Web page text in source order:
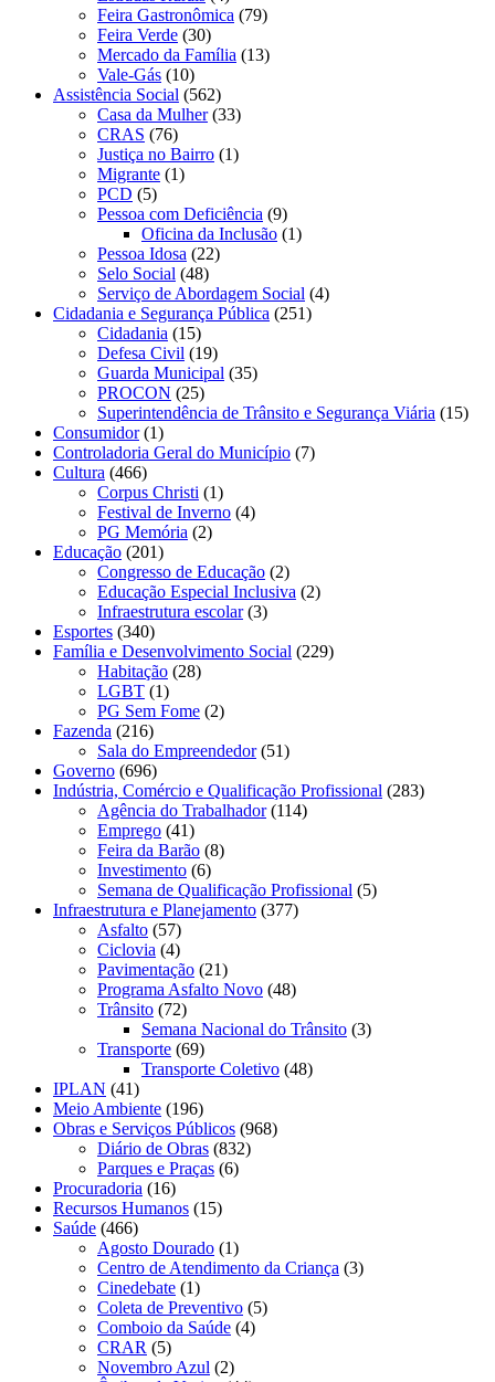
Feira Gastronômica (79)
Feira Verde (30)
Mercado da Família (13)
Vale-Gás (10)
Assistência Social (562)
Casa da Mulher(33)
CRAS (76)
Justiça no Bairro (1)
Migrante (1)
PCD (5)
Pessoa com Deficiência (9)
Oficina da Inclusão (1)
Pessoa Idosa (22)
Selo Social (48)
Serviço de Abordagem Social (4)
Cidadania e Segurança Pública (251)
Cidadania (15)
Defesa Civil (19)
Guarda Municipal (35)
PROCON (25)
Superintendência de Trânsito e Segurança Viária (15)
Consumidor(1)
Controladoria Geral do Município (7)
Cultura (466)
Corpus Christi (1)
Festival de Inverno (4)
PG Memória (2)
Educação (201)
Congresso de Educação (2)
Educação Especial Inclusiva (2)
Infraestrutura escolar(3)
Esportes (340)
Família e Desenvolvimento Social (229)
Habitação (28)
LGBT (1)
PG Sem Fome (2)
Fazenda (216)
Sala do Empreendedor(51)
Governo (696)
Indústria, Comércio e Qualificação Profissional (283)
Agência do Trabalhador(114)
Emprego (41)
Feira da Barão (8)
Investimento (6)
Semana de Qualificação Profissional (5)
Infraestrutura e Planejamento (377)
Asfalto (57)
Ciclovia (4)
Pavimentação (21)
Programa Asfalto Novo (48)
Trânsito (72)
Semana Nacional do Trânsito (3)
Transporte (69)
Transporte Coletivo (48)
IPLAN (41)
Meio Ambiente (196)
Obras e Serviços Públicos (968)
Diário de Obras (832)
Parques e Praças (6)
Procuradoria (16)
Recursos Humanos (15)
Saúde (466)
Agosto Dourado (1)
Centro de Atendimento da Criança (3)
Cinedebate (1)
Coleta de Preventivo (5)
Comboio da Saúde (4)
CRAR (5)
Novembro Azul (2)